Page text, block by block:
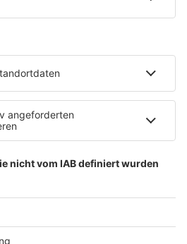
Blackhearts - I love Rock
INFO
INFO
Folge 140
- We Are The World
INFO